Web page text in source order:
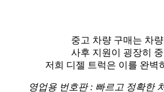
중고 차량 구매는 차
사후 지원이 굉장히
저희 디젤 트럭은 이를 완벽
영업용 번호판 : 빠르고 정확한